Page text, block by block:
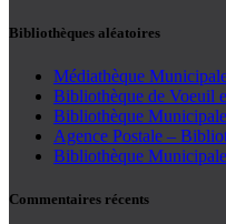
Bibliothèques aléatoires
Médiathèque
Bibliothèque de Voeuil
Bibliothèque
Agence Postale –
Bibliothèque
Commentaires récents